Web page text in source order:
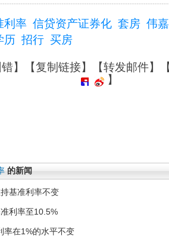
利率 信贷资产证券化 套房 伟
历 招行 买房
】【复制链接】【转发邮件】
】
的新闻
基准利率不变
利率至10.5%
率在1%的水平不变